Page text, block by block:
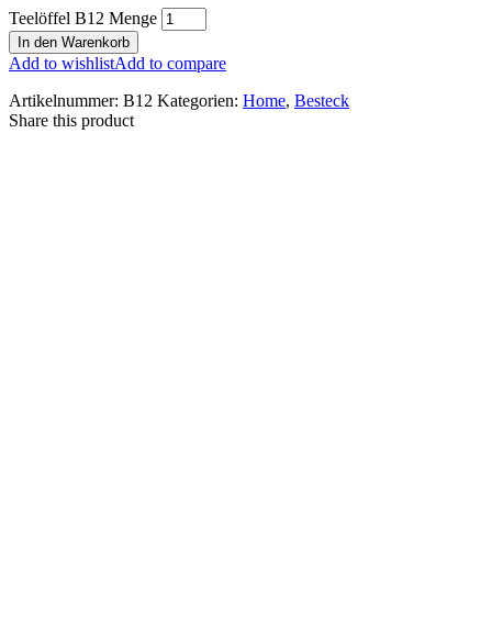
Teelöffel B12 Menge
In den Warenkorb
Add to wishlistAdd to compare
Artikelnummer: B12 Kategorien: Home, Besteck
Share this product